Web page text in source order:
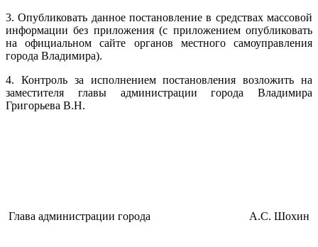
3. Опубликовать данное постановление в средствах массовой
информации без приложения (с приложением опубликовать
на официальном сайте органов местного самоуправления
города Владимира).
4. Контроль за исполнением постановления возложить на
заместителя главы администрации города Владимира
Григорьева В.Н.
Глава администрации города А.С. Шохин